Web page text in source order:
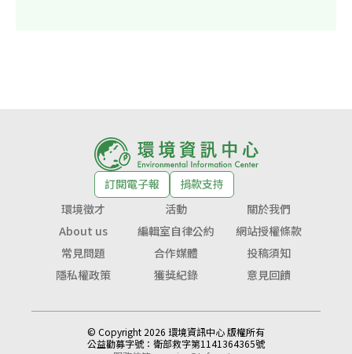
訂閱電子報
捐款支持
環境徵才
活動
關於我們
About us
編輯室自律公約
網站授權條款
常見問題
合作媒體
投稿須知
隱私權政策
獲獎紀錄 意見回饋
© Copyright 2026 環境資訊中心 版權所有
公益勸募字號： 衛部救字第1141364365號